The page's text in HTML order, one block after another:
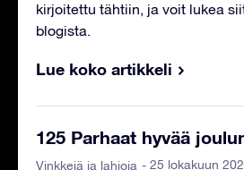
kirjoitettu tähtiin, ja voit lukea
blogista.
Lue koko artikkeli
125 Parhaat hyvää
Vinkkejä ja lahjoja - 25 lokakuun